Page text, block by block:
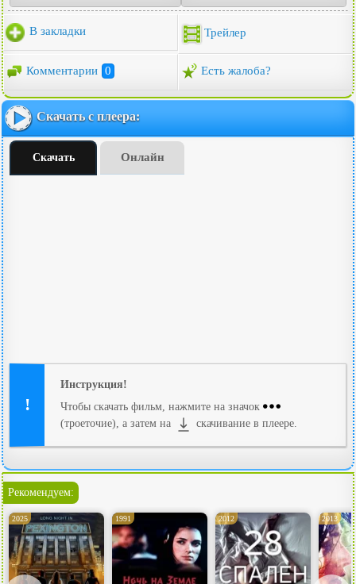
В закладки Трейлер
Комментарии 0 Есть жалоба?
Скачать с плеера:
Скачать Онлайн
Инструкция!
Чтобы скачать фильм, нажмите на значок
(троеточие), а затем на
скачивание в плеере.
Рекомендуем:
2025 1991 2012 2013